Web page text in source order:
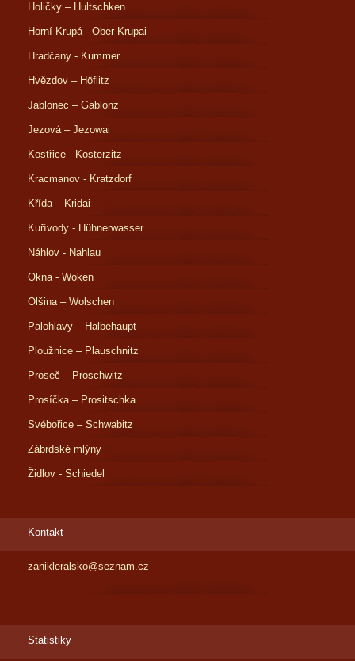
Holičky – Hultschken
Horní Krupá - Ober Krupai
Hradčany - Kummer
Hvězdov – Höflitz
Jablonec – Gablonz
Jezová – Jezowai
Kostřice - Kosterzitz
Kracmanov - Kratzdorf
Křída – Kridai
Kuřívody - Hühnerwasser
Náhlov - Nahlau
Okna - Woken
Olšina – Wolschen
Palohlavy – Halbehaupt
Ploužnice – Plauschnitz
Proseč – Proschwitz
Prosíčka – Prositschka
Svébořice – Schwabitz
Zábrdské mlýny
Židlov - Schiedel
Kontakt
zanikleralsko@seznam.cz
Statistiky